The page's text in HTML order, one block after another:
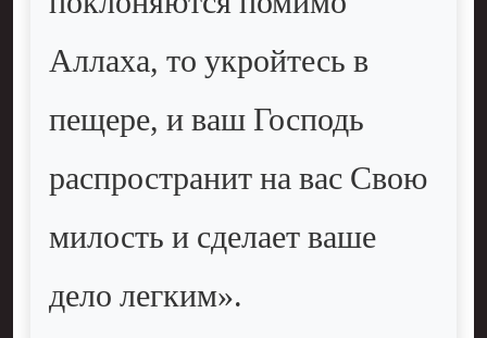
Аллаха, то укройтесь в
пещере, и ваш Господь
распространит на вас Свою
милость и сделает ваше
дело легким».